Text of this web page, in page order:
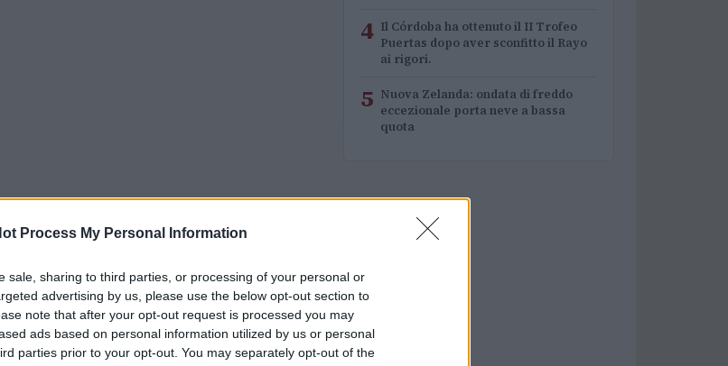
Process My Personal Information
sale, sharing to third parties, or processing of your personal or
advertising by us, please use the below opt-out section to
note that after your opt-out request is processed you may
ads based on personal information utilized by us or personal
parties prior to your opt-out. You may separately opt-out of the
4 Il Córdoba ha ottenuto il II Trofeo
Puertas dopo aver sconfitto il Rayo
ai rigori.
5 Nuova Zelanda: ondata di freddo
eccezionale porta neve a bassa
quota